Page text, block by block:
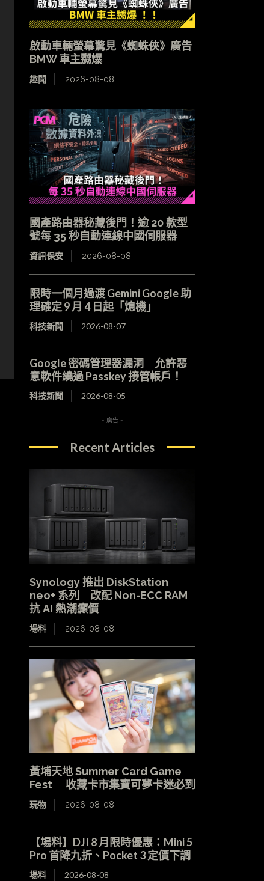
啟動車輛螢幕驚見《蜘蛛俠》廣告
BMW 車主嬲爆
趣聞 2026-08-08
國產路由器秘藏後門！逾 20 款型
號每 35 秒自動連線中國伺服器
資訊保安 2026-08-08
限時一個月過渡 Gemini Google 助
理確定 9 月 4 日起「熄機」
科技新聞 2026-08-07
Google 密碼管理器漏洞 允許惡
意軟件繞過 Passkey 接管帳戶！
科技新聞 2026-08-05
- 廣告 -
Recent Articles
Synology 推出 DiskStation
neo+ 系列 改配 Non-ECC RAM
抗 AI 熱潮癲價
場料 2026-08-08
黃埔天地 Summer Card Game
Fest 收藏卡市集寶可夢卡迷必到
玩物 2026-08-08
【場料】DJI 8 月限時優惠：Mini 5
Pro 首降九折、Pocket 3 定價下調
場料 2026-08-08